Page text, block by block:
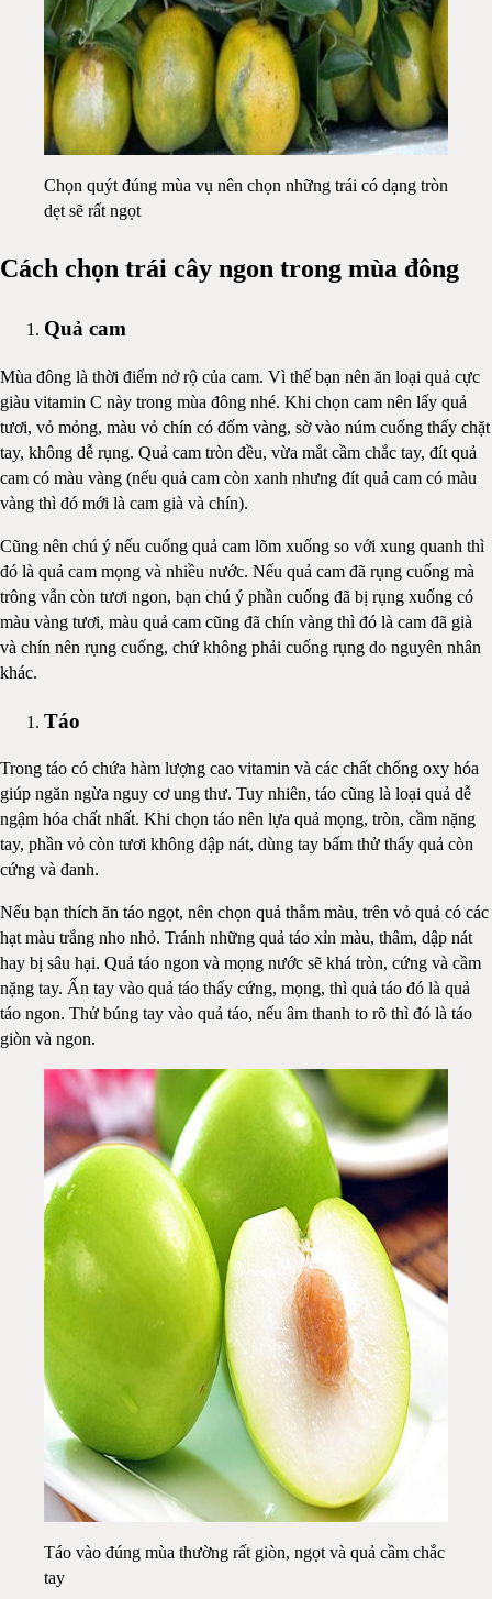
Chọn quýt đúng mùa vụ nên chọn những trái có dạng tròn
dẹt sẽ rất ngọt
Cách chọn trái cây ngon trong mùa đông
Quả cam
Mùa đông là thời điểm nở rộ của cam. Vì thế bạn nên ăn loại quả cực
giàu vitamin C này trong mùa đông nhé. Khi chọn cam nên lấy quả
tươi, vỏ mỏng, màu vỏ chín có đốm vàng, sờ vào núm cuống thấy chặt
tay, không dễ rụng. Quả cam tròn đều, vừa mắt cầm chắc tay, đít quả
cam có màu vàng (nếu quả cam còn xanh nhưng đít quả cam có màu
vàng thì đó mới là cam già và chín).
Cũng nên chú ý nếu cuống quả cam lõm xuống so với xung quanh thì
đó là quả cam mọng và nhiều nước. Nếu quả cam đã rụng cuống mà
trông vẫn còn tươi ngon, bạn chú ý phần cuống đã bị rụng xuống có
màu vàng tươi, màu quả cam cũng đã chín vàng thì đó là cam đã già
và chín nên rụng cuống, chứ không phải cuống rụng do nguyên nhân
khác.
Táo
Trong táo có chứa hàm lượng cao vitamin và các chất chống oxy hóa
giúp ngăn ngừa nguy cơ ung thư. Tuy nhiên, táo cũng là loại quả dễ
ngậm hóa chất nhất. Khi chọn táo nên lựa quả mọng, tròn, cầm nặng
tay, phần vỏ còn tươi không dập nát, dùng tay bấm thử thấy quả còn
cứng và đanh.
Nếu bạn thích ăn táo ngọt, nên chọn quả thẫm màu, trên vỏ quả có các
hạt màu trắng nho nhỏ. Tránh những quả táo xỉn màu, thâm, dập nát
hay bị sâu hại. Quả táo ngon và mọng nước sẽ khá tròn, cứng và cầm
nặng tay. Ấn tay vào quả táo thấy cứng, mọng, thì quả táo đó là quả
táo ngon. Thử búng tay vào quả táo, nếu âm thanh to rõ thì đó là táo
giòn và ngon.
Táo vào đúng mùa thường rất giòn, ngọt và quả cầm chắc
tay